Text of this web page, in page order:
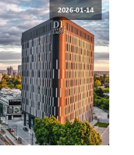
2026-01-14